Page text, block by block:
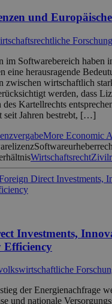
und
im Softwarebereich haben
eine herausragende
zwischen wirtschaftlich
werden, dass
Kartellrechts
seit Jahren bestrebt, […]
More Economic
Wirtschaftsrecht
Investments,
Efficiency
der Energienachfrage
und nationale